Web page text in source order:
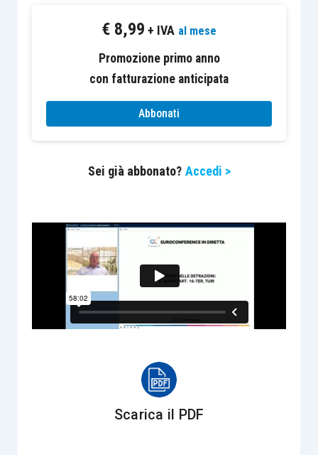
€ 8,99 + IVA al mese
Promozione primo anno
con fatturazione anticipata
Abbonati
Sei già abbonato? Accedi >
Scarica il PDF